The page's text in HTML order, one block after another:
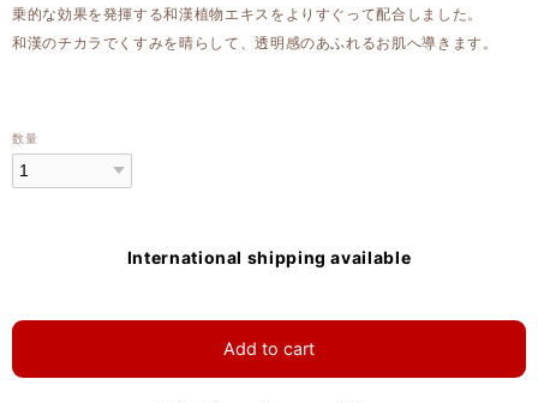
乗的な効果を発揮する和漢植物エキスをよりすぐって配合しました。
和漢のチカラでくすみを晴らして、透明感のあふれるお肌へ導きます。
数量
International shipping available
Add to cart